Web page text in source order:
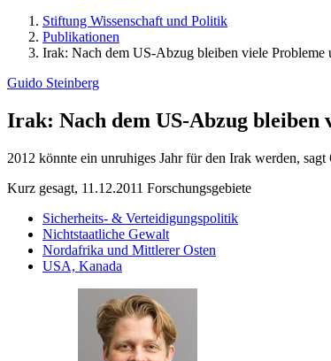
Stiftung Wissenschaft und Politik
Publikationen
Irak: Nach dem US-Abzug bleiben viele Probleme
Guido Steinberg
Irak: Nach dem US-Abzug bleiben
2012 könnte ein unruhiges Jahr für den Irak werden,
Kurz gesagt, 11.12.2011 Forschungsgebiete
Sicherheits- & Verteidigungspolitik
Nichtstaatliche Gewalt
Nordafrika und Mittlerer Osten
USA, Kanada